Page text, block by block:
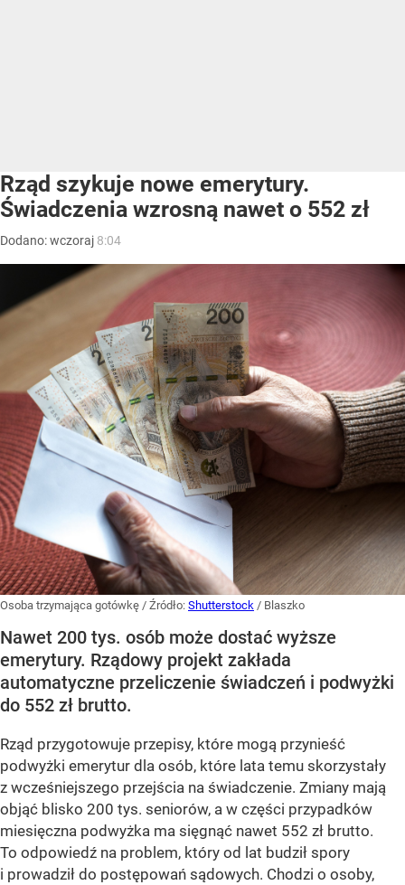
Rząd szykuje nowe emerytury.
Świadczenia wzrosną nawet o 552 zł
Dodano:wczoraj 8:04
Osoba trzymająca gotówkę / Źródło: Shutterstock / Blaszko
Nawet 200 tys. osób może dostać wyższe
emerytury. Rządowy projekt zakłada
automatyczne przeliczenie świadczeń i podwyżki
do 552 zł brutto.
Rząd przygotowuje przepisy, które mogą przynieść
podwyżki emerytur dla osób, które lata temu skorzystały
z wcześniejszego przejścia na świadczenie. Zmiany mają
objąć blisko 200 tys. seniorów, a w części przypadków
miesięczna podwyżka ma sięgnąć nawet 552 zł brutto.
To odpowiedź na problem, który od lat budził spory
i prowadził do postępowań sądowych. Chodzi o osoby,